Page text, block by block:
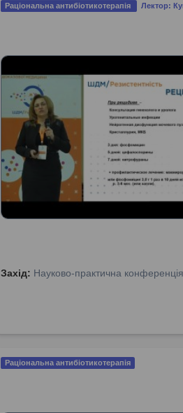
Раціональна антибіотикотерапія Лектор:
Захід: Науково-практична
Раціональна антибіотикотерапія